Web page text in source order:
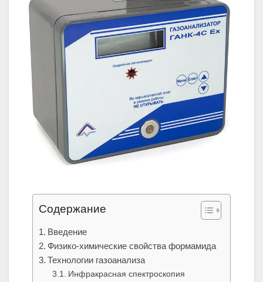
Содержание
Введение
Физико-химические свойства формамида
Технологии газоанализа
Инфракрасная спектроскопия